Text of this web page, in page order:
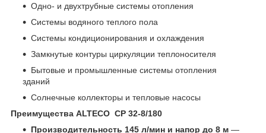
Одно- и двухтрубные системы отопления
Системы водяного теплого пола
Системы кондиционирования и охлаждения
Замкнутые контуры циркуляции теплоносителя
Бытовые и промышленные системы отопления
зданий
Солнечные коллекторы и тепловые насосы
Преимущества ALTECO CP 32-8/180
Производительность 145 л/мин и напор до 8 м —